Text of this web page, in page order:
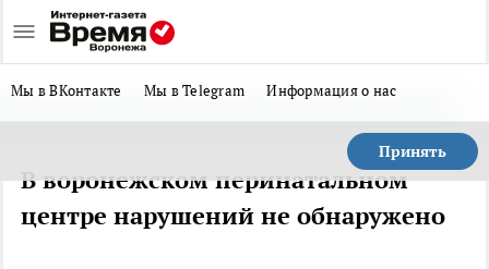
Мы в ВКонтакте Мы в Telegram Информация о нас
Принять
В воронежском перинатальном
центре нарушений не обнаружено